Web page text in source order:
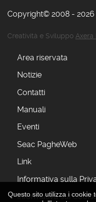
Questo sito utilizza i cookie
Copyright© 2008 - 2026
Creatività e Sviluppo Axera
Area riservata
Notizie
Contatti
Manuali
Eventi
Seac PagheWeb
Link
Informativa sulla
Informativa sui